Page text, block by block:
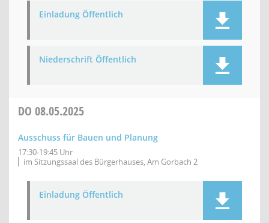
Einladung Öffentlich
Niederschrift Öffentlich
DO 08.05.2025
Ausschuss für Bauen und Planung
17:30-19:45 Uhr
im Sitzungssaal des Bürgerhauses, Am Gorbach 2
Einladung Öffentlich